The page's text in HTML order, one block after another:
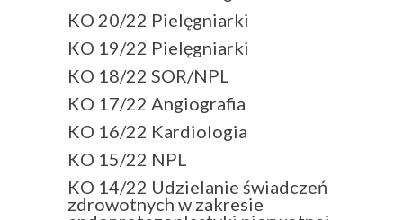
KO 20/22 Pielęgniarki
KO 19/22 Pielęgniarki
KO 18/22 SOR/NPL
KO 17/22 Angiografia
KO 16/22 Kardiologia
KO 15/22 NPL
KO 14/22 Udzielanie świadczeń
zdrowotnych w zakresie